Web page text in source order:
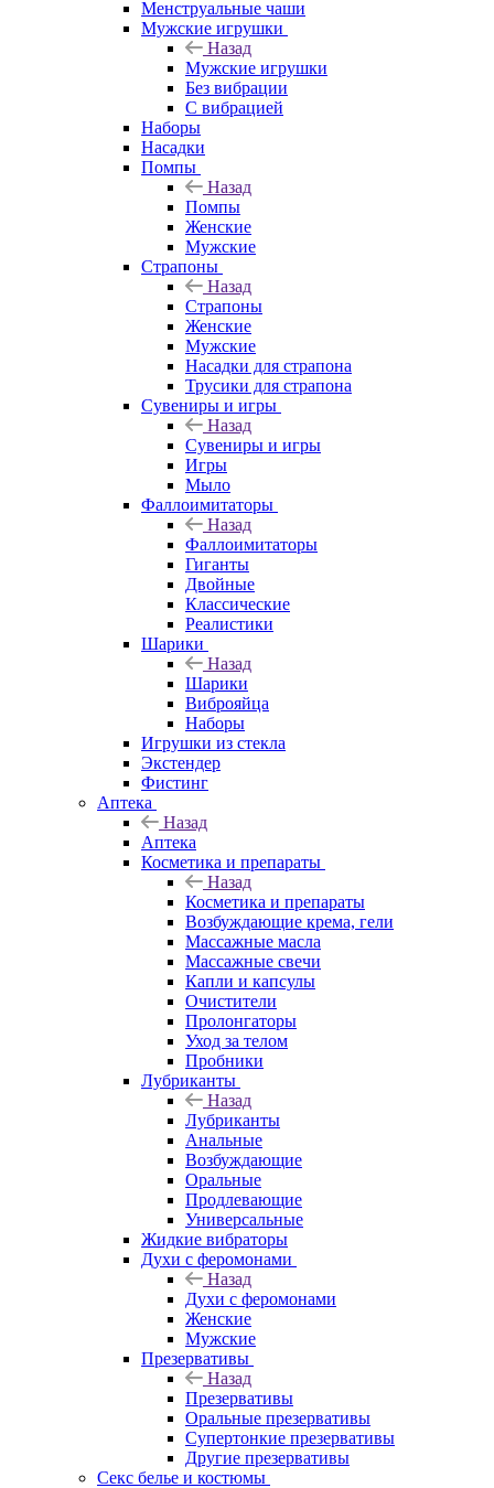
Менструальные чаши
Мужские игрушки
Назад
Мужские игрушки
Без вибрации
С вибрацией
Наборы
Насадки
Помпы
Назад
Помпы
Женские
Мужские
Страпоны
Назад
Страпоны
Женские
Мужские
Насадки для страпона
Трусики для страпона
Сувениры и игры
Назад
Сувениры и игры
Игры
Мыло
Фаллоимитаторы
Назад
Фаллоимитаторы
Гиганты
Двойные
Классические
Реалистики
Шарики
Назад
Шарики
Виброяйца
Наборы
Игрушки из стекла
Экстендер
Фистинг
Аптека
Назад
Аптека
Косметика и препараты
Назад
Косметика и препараты
Возбуждающие крема, гели
Массажные масла
Массажные свечи
Капли и капсулы
Очистители
Пролонгаторы
Уход за телом
Пробники
Лубриканты
Назад
Лубриканты
Анальные
Возбуждающие
Оральные
Продлевающие
Универсальные
Жидкие вибраторы
Духи с феромонами
Назад
Духи с феромонами
Женские
Мужские
Презервативы
Назад
Презервативы
Оральные презервативы
Супертонкие презервативы
Другие презервативы
Секс белье и костюмы